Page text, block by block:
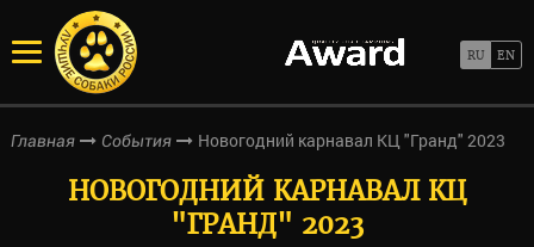
Главная События Новогодний карнавал КЦ "Гранд" 2023
НОВОГОДНИЙ КАРНАВАЛ КЦ
"ГРАНД" 2023